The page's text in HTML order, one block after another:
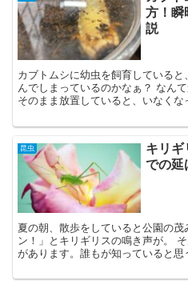
方！瞬
説
カブトムシに幼虫を飼育している
んでしまっているのかなぁ？ なん
そのまま放置していると、いなく
昆虫
キリギ
での延
夏の朝、散歩をしていると公園の茂
ン！」とキリギリスの鳴き声が。
があります。誰もが知っていると思